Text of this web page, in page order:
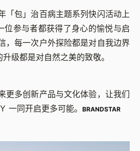
「包」治百病主题系列快闪活动上
位参与者都获得了身心的愉悦与启
，每一次户外探险都是对自我边界
级都是对自然之美的致敬。
更多创新产品与文化体验，让我们
一同开启更多可能。
BRANDSTAR